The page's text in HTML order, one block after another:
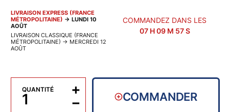
LIVRAISON EXPRESS (FRANCE
MÉTROPOLITAINE) → LUNDI 10
AOÛT
LIVRAISON CLASSIQUE (FRANCE
MÉTROPOLITAINE) → MERCREDI 12
AOÛT
COMMANDEZ DANS LES
07H09M 57S
QUANTITÉ
−
+ COMMANDER